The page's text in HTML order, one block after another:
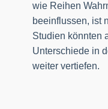
wie Reihen
beeinflussen, ist
Studien könnten
Unterschiede in
weiter vertiefen.